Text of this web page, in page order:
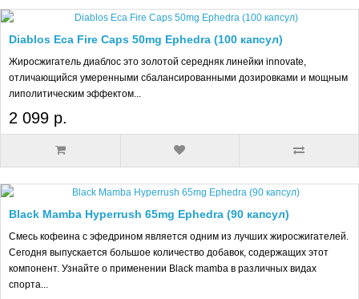
Diablos Eca Fire Caps 50mg Ephedra (100 капсул)
Жиросжигатель диаблос это золотой середняк линейки innovate,
отличающийся умеренными сбалансированными дозировками и мощным
липолитическим эффектом...
2 099 р.
Black Mamba Hyperrush 65mg Ephedra (90 капсул)
Смесь кофеина с эфедрином является одним из лучших жиросжигателей.
Сегодня выпускается большое количество добавок, содержащих этот
компонент. Узнайте о применении Black mamba в различных видах
спорта...